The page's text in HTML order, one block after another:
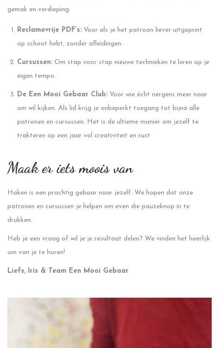
gemak en verdieping:
Reclamevrije PDF’s: Voor als je het patroon liever uitgeprint
op schoot hebt, zonder afleidingen.
Cursussen: Om stap voor stap nieuwe technieken te leren op je
eigen tempo.
De Een Mooi Gebaar Club: Voor wie écht nergens meer naar
om wil kijken. Als lid krijg je onbeperkt toegang tot bijna alle
patronen en cursussen. Het is de ultieme manier om jezelf te
trakteren op een jaar vol creativiteit en rust
Maak er iets moois van
Haken is een prachtig gebaar naar jezelf. We hopen dat onze
patronen en cursussen je helpen om even die pauzeknop in te
drukken.
Heb je een vraag of wil je je resultaat delen? We vinden het heerlijk
om van je te horen!
Liefs, Iris & Team Een Mooi Gebaar